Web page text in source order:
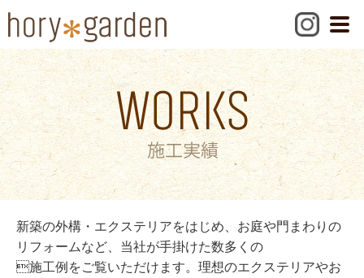
新築の外構・エクステリアをはじめ、お庭や門まわりの
リフォームなど、当社が手掛けた数多くの
施工例をご覧いただけます。理想のエクステリアやお